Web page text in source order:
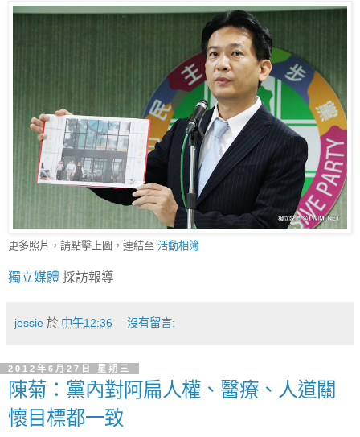
更多照片，請點擊上圖，連結至 活動相簿
獨立媒體 採訪報導
jessie 於 中午12:36 沒有留言:
2012年6月27日 星期三
陳菊：黨內對阿扁人權、醫療、人道關
懷目標都一致